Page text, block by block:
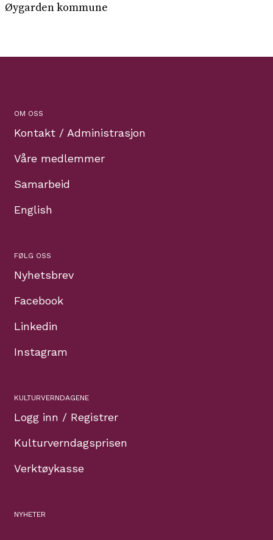
Øygarden kommune
OM OSS
Kontakt / Administrasjon
Våre medlemmer
Samarbeid
English
FØLG OSS
Nyhetsbrev
Facebook
Linkedin
Instagram
KULTURVERNDAGENE
Logg inn / Registrer
Kulturverndagsprisen
Verktøykasse
NYHETER